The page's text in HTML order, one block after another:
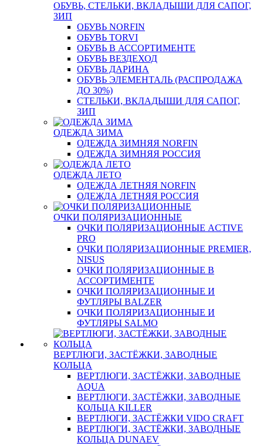
ОБУВЬ, СТЕЛЬКИ, ВКЛАДЫШИ ДЛЯ САПОГ,
ЗИП
ОБУВЬ NORFIN
ОБУВЬ TORVI
ОБУВЬ В АССОРТИМЕНТЕ
ОБУВЬ ВЕЗДЕХОД
ОБУВЬ ДАРИНА
ОБУВЬ ЭЛЕМЕНТАЛЬ (РАСПРОДАЖА
ДО 30%)
СТЕЛЬКИ, ВКЛАДЫШИ ДЛЯ САПОГ,
ЗИП
ОДЕЖДА ЗИМА
ОДЕЖДА ЗИМНЯЯ NORFIN
ОДЕЖДА ЗИМНЯЯ РОССИЯ
ОДЕЖДА ЛЕТО
ОДЕЖДА ЛЕТНЯЯ NORFIN
ОДЕЖДА ЛЕТНЯЯ РОССИЯ
ОЧКИ ПОЛЯРИЗАЦИОННЫЕ
ОЧКИ ПОЛЯРИЗАЦИОННЫЕ ACTIVE
PRO
ОЧКИ ПОЛЯРИЗАЦИОННЫЕ PREMIER,
NISUS
ОЧКИ ПОЛЯРИЗАЦИОННЫЕ В
АССОРТИМЕНТЕ
ОЧКИ ПОЛЯРИЗАЦИОННЫЕ И
ФУТЛЯРЫ BALZER
ОЧКИ ПОЛЯРИЗАЦИОННЫЕ И
ФУТЛЯРЫ SALMO
ВЕРТЛЮГИ, ЗАСТЁЖКИ, ЗАВОДНЫЕ
КОЛЬЦА
ВЕРТЛЮГИ, ЗАСТЁЖКИ, ЗАВОДНЫЕ
AQUA
ВЕРТЛЮГИ, ЗАСТЁЖКИ, ЗАВОДНЫЕ
КОЛЬЦА KILLER
ВЕРТЛЮГИ, ЗАСТЁЖКИ VIDO CRAFT
ВЕРТЛЮГИ, ЗАСТЁЖКИ, ЗАВОДНЫЕ
КОЛЬЦА DUNAEV